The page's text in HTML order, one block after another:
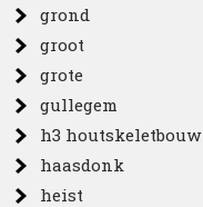
grond
groot
grote
gullegem
h3 houtskeletbouw
haasdonk
heist